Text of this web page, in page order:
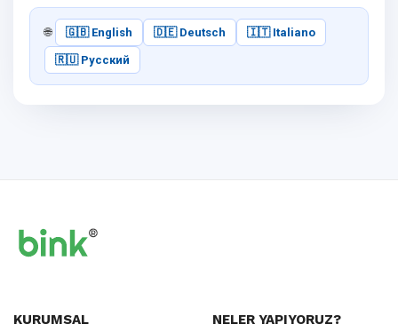
🌐 🇬🇧 English 🇩🇪 Deutsch 🇮🇹 Italiano
🇷🇺 Русский
KURUMSAL NELER YAPIYORUZ?